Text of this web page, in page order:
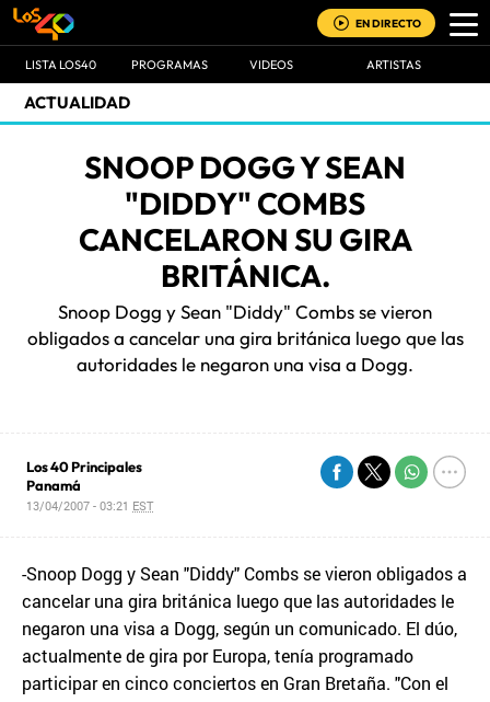
EN DIRECTO
LISTA LOS40 PROGRAMAS VIDEOS ARTISTAS
ACTUALIDAD
SNOOP DOGG Y SEAN
"DIDDY" COMBS
CANCELARON SU GIRA
BRITÁNICA.
Snoop Dogg y Sean "Diddy" Combs se vieron
obligados a cancelar una gira británica luego que las
autoridades le negaron una visa a Dogg.
Los 40 Principales
Panamá
13/04/2007 - 03:21 EST
-Snoop Dogg y Sean "Diddy" Combs se vieron obligados a
cancelar una gira británica luego que las autoridades le
negaron una visa a Dogg, según un comunicado. El dúo,
actualmente de gira por Europa, tenía programado
participar en cinco conciertos en Gran Bretaña. "Con el